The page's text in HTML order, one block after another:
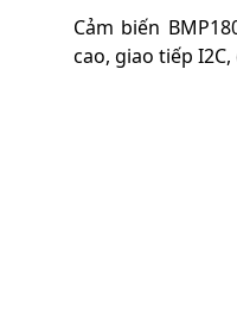
Cảm biến
cao, giao tiếp